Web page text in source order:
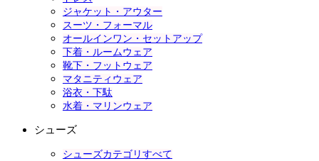
ジャケット・アウター
スーツ・フォーマル
オールインワン・セットアップ
下着・ルームウェア
靴下・フットウェア
マタニティウェア
浴衣・下駄
水着・マリンウェア
シューズ
シューズカテゴリすべて